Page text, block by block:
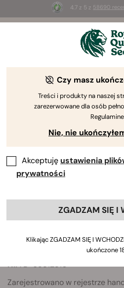
4.7 z 5 z 58690
3 nasiona White
INFORMACJA
Niniejsza informacja prawna
korzystania ze strony
https://
1. Zgodność z LSSI: Artykuł 10 ustawy
nr 34/2002 z dnia 11
regulującej usługi
Właściciel strony
(dalej „ROYAL QUEEN SEEDS”).
Kod pocztowy:08170
NIF: B-65812810
Zarejestrowano w rejestrze
Czy masz
Treści i produkty na naszej
zarezerwowane dla osób
Nie, nie
Akceptuję ustawienia
prywatności
ZGADZAM SIĘ I
Klikając ZGADZAM SIĘ I
ukończone